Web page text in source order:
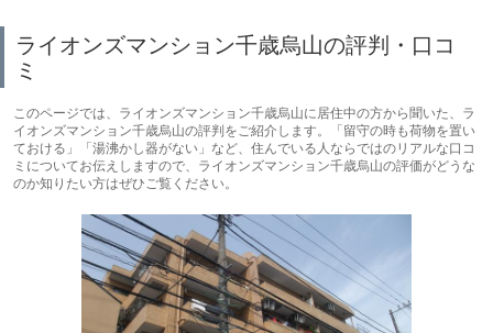
ライオンズマンション千歳烏山の評判・口コ
ミ
このページでは、ライオンズマンション千歳烏山に居住中の方から聞いた、ラ
イオンズマンション千歳烏山の評判をご紹介します。「留守の時も荷物を置い
ておける」「湯沸かし器がない」など、住んでいる人ならではのリアルな口コ
ミについてお伝えしますので、ライオンズマンション千歳烏山の評価がどうな
のか知りたい方はぜひご覧ください。